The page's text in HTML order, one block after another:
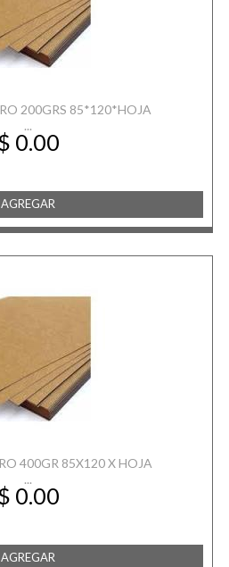
200GRS 85*120*HOJA
...
0.00
AGREGAR
400GR 85X120 X HOJA
...
0.00
AGREGAR